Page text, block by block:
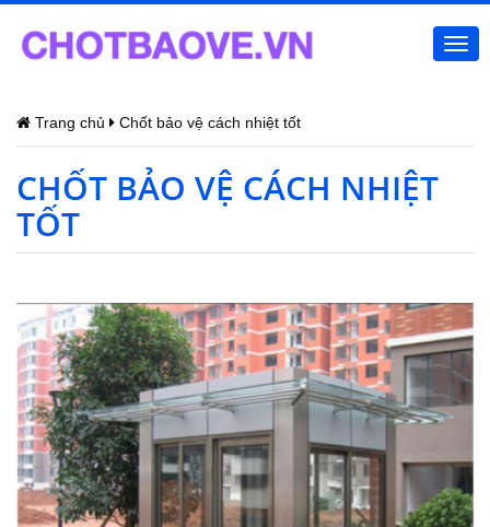
Trang chủ Chốt bảo vệ cách nhiệt tốt
CHỐT BẢO VỆ CÁCH NHIỆT
TỐT